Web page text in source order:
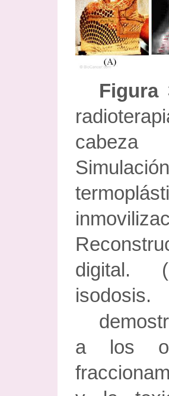
digital.
isodosis.
a los